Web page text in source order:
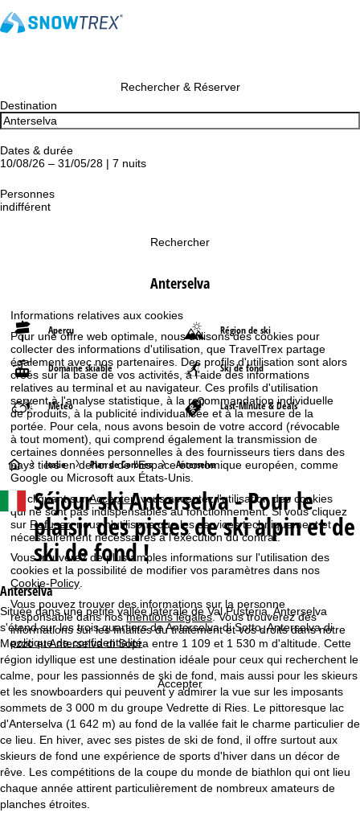
Informations relatives aux cookies
Pour une offre web optimale, nous utilisons des cookies pour
collecter des informations d'utilisation, que TravelTrex partage
également avec nos partenaires. Des profils d'utilisation sont alors
créés sur la base de vos activités, à l'aide des informations
relatives au terminal et au navigateur. Ces profils d'utilisation
servent à l'analyse statistique, à la recommandation individuelle
de produits, à la publicité individualisée et à la mesure de la
portée. Pour cela, nous avons besoin de votre accord (révocable
à tout moment), qui comprend également la transmission de
certaines données personnelles à des fournisseurs tiers dans des
pays tiers en dehors de l'Espace économique européen, comme
Google ou Microsoft aux États-Unis.
En cliquant surAccepter, vous acceptez l'utilisation des cookies
qui ne sont pas indispensables au fonctionnement. Si vous cliquez
sur Refuser, nous n'utilisons que les services techniquement et
nécessairement nécessaires à l'exécution du contrat.
Vous trouverez de plus amples informations sur l'utilisation des
cookies et la possibilité de modifier vos paramètres dans nos
Cookie-Policy
Vous pouvez trouver des informations sur la personne
responsable dans nosmentions légales. Vous trouverez des
informations sur les finalités du traitement et vos droits dans notre
politique de confidentialité.
Accepter
Rechercher & Réserver
Destination
Dates & durée
10/08/26 – 31/05/28 | 7 nuits
Personnes
indifférent
Rechercher
Anterselva
Aperçu Région de ski
Domaine skiable Ski de fond
Météo Last-Minute & Deals
P
a
g
e
d
'
a
c
c
u
e
Italie Plan de Corones Anterselva
Séjour skiAnterselva - Pour le
plaisir des pistes de ski alpin et de
ski de fond !
Anterselva
Située dans une petite vallée latérale de Val Pusteria, Anterselva
s'étend sur les trois quartiers de Anterselva di Sotto, Anterselva di
Mezzo et Anterselva di Sopra entre 1 109 et 1 530 m d'altitude. Cette
région idyllique est une destination idéale pour ceux qui recherchent le
calme, pour les passionnés de ski de fond, mais aussi pour les skieurs
et les snowboarders qui peuvent y admirer la vue sur les imposants
sommets de 3 000 m du groupe Vedrette di Ries. Le pittoresque lac
d'Anterselva (1 642 m) au fond de la vallée fait le charme particulier de
ce lieu. En hiver, avec ses pistes de ski de fond, il offre surtout aux
skieurs de fond une expérience de sports d'hiver dans un décor de
rêve. Les compétitions de la coupe du monde de biathlon qui ont lieu
chaque année attirent particulièrement de nombreux amateurs de
planches étroites.